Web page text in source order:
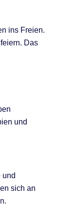
ins Freien.
Das
und
und
sich an